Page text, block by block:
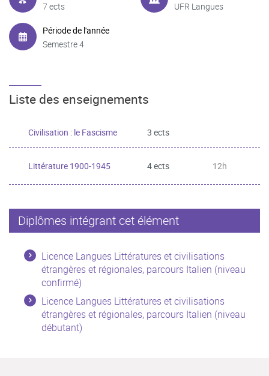
7 ects
UFR Langues
Période de l'année
Semestre 4
Liste des enseignements
Civilisation : le Fascisme 3 ects
Littérature 1900-1945 4 ects 12h
Diplômes intégrant cet élément
Licence Langues Littératures et civilisations
étrangères et régionales, parcours Italien (niveau
confirmé)
Licence Langues Littératures et civilisations
étrangères et régionales, parcours Italien (niveau
débutant)